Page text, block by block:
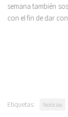
semana también
con el fin de dar
Etiquetas: Noticias